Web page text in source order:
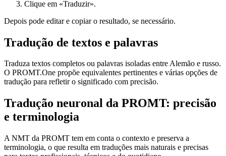
Clique em «Traduzir».
Depois pode editar e copiar o resultado, se necessário.
Tradução de textos e palavras
Traduza textos completos ou palavras isoladas entre Alemão e russo.
O PROMT.One propõe equivalentes pertinentes e várias opções de
tradução para refletir o significado com precisão.
Tradução neuronal da PROMT: precisão
e terminologia
A NMT da PROMT tem em conta o contexto e preserva a
terminologia, o que resulta em traduções mais naturais e precisas